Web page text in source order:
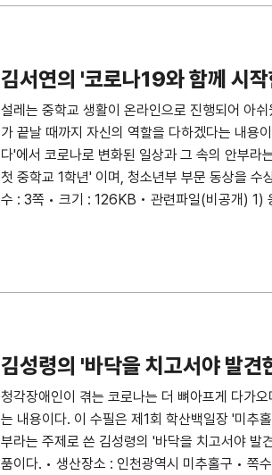
김서연의 '코로나19와 함께 시
설레는 중학교 생활이 온라인으로 진행되어 아
가 끝날 때까지 자신의 역할을 다하겠다는 내용
다'에서 코로나로 변화된 일상과 그 속의 안부라
첫 중학교 1학년' 이며, 청소년부 부문 동상을
수 : 3쪽 • 크기 : 126KB • 관련파일(비공개) 1)
김성령의 '바닥을 치고서야 발견
청각장애인이 겪는 코로나는 더 뼈아프게 다가
는 내용이다. 이 수필은 제1회 학산백일장 '미추
부라는 주제로 쓴 김성령의 '바닥을 치고서야 발
품이다. • 생산장소 : 인천광역시 미추홀구 •